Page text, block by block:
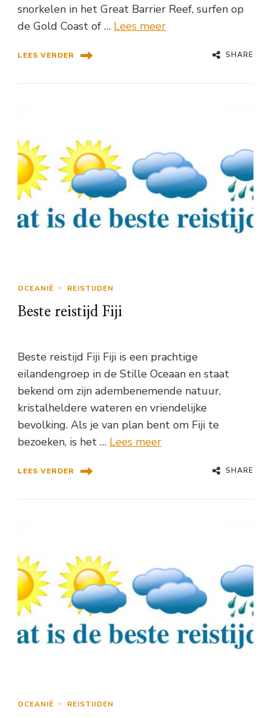
snorkelen in het Great Barrier Reef, surfen op
de Gold Coast of … Lees meer
LEES VERDER SHARE
OCEANIË REISTIJDEN
Beste reistijd Fiji
Beste reistijd Fiji Fiji is een prachtige
eilandengroep in de Stille Oceaan en staat
bekend om zijn adembenemende natuur,
kristalheldere wateren en vriendelijke
bevolking. Als je van plan bent om Fiji te
bezoeken, is het … Lees meer
LEES VERDER SHARE
OCEANIË REISTIJDEN